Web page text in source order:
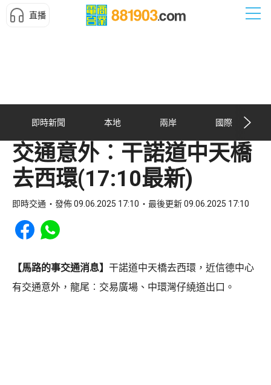
直播
即時新聞 本地 兩岸 國際
交通意外︰干諾道中天橋
去西環(17:10最新)
即時交通 發佈 09.06.2025 17:10 最後更新 09.06.2025 17:10
Share to Facebook
Share to WhatsApp
【馬路的事交通消息】 干諾道中天橋去西環，近信德中心
有交通意外，龍尾︰交易廣場、中環灣仔繞道出口。